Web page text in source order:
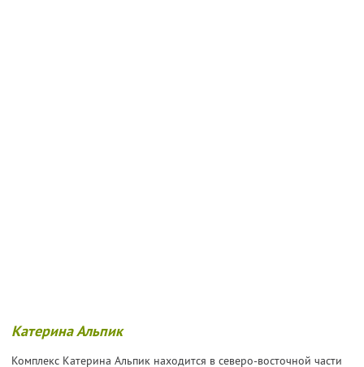
Катерина Альпик
Комплекс Катерина Альпик находится в северо-восточной части